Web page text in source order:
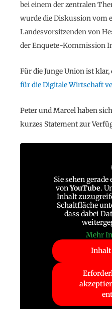
bei einem der zentralen
wurde die Diskussion vom
Landesvorsitzenden von
der Enquete-Kommission
Für die Junge Union ist klar,
für die Digitale Wirtschaft
Peter und Marcel haben
kurzes Statement zur
Sie sehen
vonYouTube.
Inhalt
Schaltfläche
dass dabei
Mehr
Inhalt